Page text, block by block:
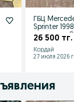
ГБЦ
Sprinter
двигатель
26 500 тг.
Кордай
27 июля 2026 г.